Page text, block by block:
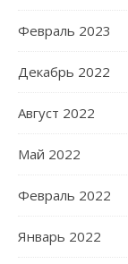
Февраль 2023
Декабрь 2022
Август 2022
Май 2022
Февраль 2022
Январь 2022